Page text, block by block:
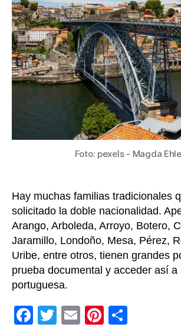
Foto: pexels - Magda
Hay muchas familias tradicionales
solicitado la doble nacionalidad.
Arango, Arboleda, Arroyo, Botero,
Jaramillo, Londoño, Mesa, Pérez,
Uribe, entre otros, tienen grandes
prueba documental y acceder así a
portuguesa.
F
T
E
Pi